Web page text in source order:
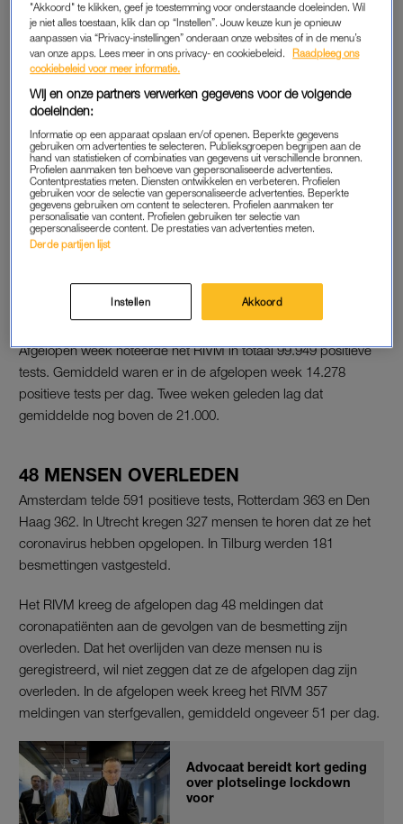
hard, met respectievelijk 90 en 102.
Verpleegafdelingen behandelen nu 1714 mensen met corona.
Dat zijn er 22 minder vergeleken met zaterdag. Er werden 146
nieuwe patiënten opgenomen. Op de intensive cares liggen
609 coronapatiënten, 9 minder dan zaterdag. Op de ic’s zijn
26 nieuwe patiënten opgenomen.
DALING POSITIEVE TESTS
Ook het aantal nieuwe besmettingen daalt. Tussen
zaterdagochtend en zondagochtend zijn er 13.331 positieve
veertiende dag op rij, blijkt uit cijfers van het Rijksinstituut voor
Volksgezondheid en Milieu (RIVM).
Afgelopen week noteerde het RIVM in totaal 99.949 positieve
tests. Gemiddeld waren er in de afgelopen week 14.278
positieve tests per dag. Twee weken geleden lag dat
gemiddelde nog boven de 21.000.
48 MENSEN OVERLEDEN
Amsterdam telde 591 positieve tests, Rotterdam 363 en Den
Haag 362. In Utrecht kregen 327 mensen te horen dat ze het
coronavirus hebben opgelopen. In Tilburg werden 181
besmettingen vastgesteld.
Het RIVM kreeg de afgelopen dag 48 meldingen dat
coronapatiënten aan de gevolgen van de besmetting zijn
overleden. Dat het overlijden van deze mensen nu is
geregistreerd, wil niet zeggen dat ze de afgelopen dag zijn
overleden. In de afgelopen week kreeg het RIVM 357
meldingen van sterfgevallen, gemiddeld ongeveer 51 per dag.
Advocaat bereidt kort geding
over plotselinge lockdown
voor
"Akkoord" te klikken, geef je toestemming voor onderstaande doeleinden. Wil
je niet alles toestaan, klik dan op “Instellen”. Jouw keuze kun je opnieuw
aanpassen via “Privacy-instellingen” onderaan onze websites of in de menu’s
van onze apps. Lees meer in ons privacy- en cookiebeleid.
Raadpleeg ons
cookiebeleid voor meer informatie.
Wij en onze partners verwerken gegevens voor de volgende
doeleinden:
Informatie op een apparaat opslaan en/of openen. Beperkte gegevens
gebruiken om advertenties te selecteren. Publieksgroepen begrijpen aan de
hand van statistieken of combinaties van gegevens uit verschillende bronnen.
Profielen aanmaken ten behoeve van gepersonaliseerde advertenties.
Contentprestaties meten. Diensten ontwikkelen en verbeteren. Profielen
gebruiken voor de selectie van gepersonaliseerde advertenties. Beperkte
gegevens gebruiken om content te selecteren. Profielen aanmaken ter
personalisatie van content. Profielen gebruiken ter selectie van
gepersonaliseerde content. De prestaties van advertenties meten.
Derde partijen lijst
Instellen Akkoord